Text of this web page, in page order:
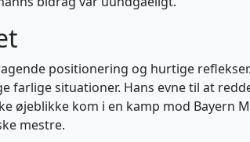
positionering og hurtige
situationer. Hans evne til at
øjeblikke kom i en kamp mod
mestre.